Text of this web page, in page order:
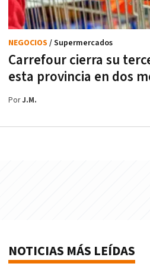
Carrefour cierra su
esta provincia en dos
NEGOCIOS / Supermercados
PorJ.M.
NOTICIAS MÁS LEÍDAS